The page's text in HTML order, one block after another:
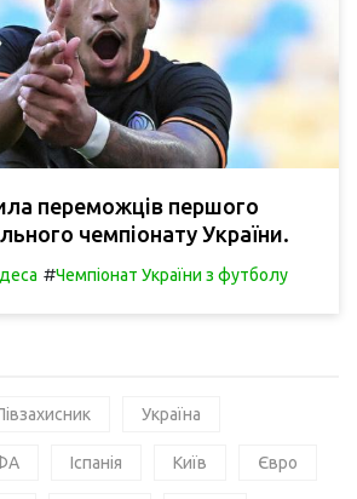
переможців першого
чемпіонату України.
#Чемпіонат України з футболу
Україна
Іспанія Київ Євро